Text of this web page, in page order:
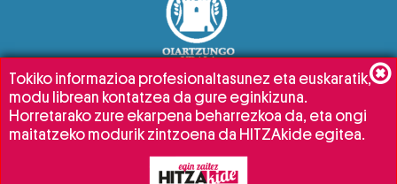
Tokiko informazioa profesionaltasunez eta euskaratik,
modu librean kontatzea da gure eginkizuna.
Horretarako zure ekarpena beharrezkoa da, eta ongi
maitatzeko modurik zintzoena da HITZAkide egitea.